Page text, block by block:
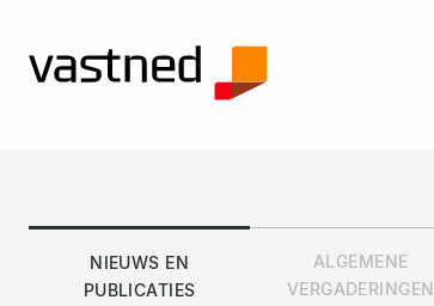
NIEUWS EN
PUBLICATIES
ALGEMENE
VERGADERINGEN